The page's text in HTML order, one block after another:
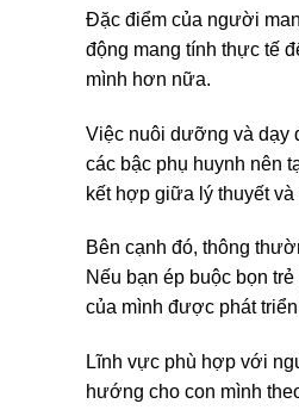
Đặc điểm của người
động mang tính thực tế
mình hơn nữa.
Việc nuôi dưỡng và dạy
các bậc phụ huynh nên
kết hợp giữa lý thuyết
Bên cạnh đó, thông
Nếu bạn ép buộc bọn
của mình được phát
Lĩnh vực phù hợp với
hướng cho con mình